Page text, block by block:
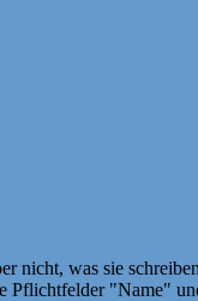
nicht, was sie
Pflichtfelder "Name"